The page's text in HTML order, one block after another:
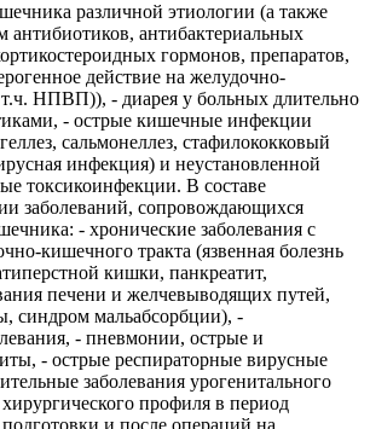
различной этиологии (а также
антибактериальных
гормонов, препаратов,
действие на желудочно-
НПВП)), - диарея у больных длительно
- острые кишечные инфекции
сальмонеллез, стафилококковый
инфекция) и неустановленной
токсикоинфекции. В составе
заболеваний, сопровождающихся
- хронические заболевания с
кишечного тракта (язвенная болезнь
кишки, панкреатит,
печени и желчевыводящих путей,
синдром мальабсорбции), -
- пневмонии, острые и
- острые респираторные вирусные
заболевания урогенитального
профиля в период